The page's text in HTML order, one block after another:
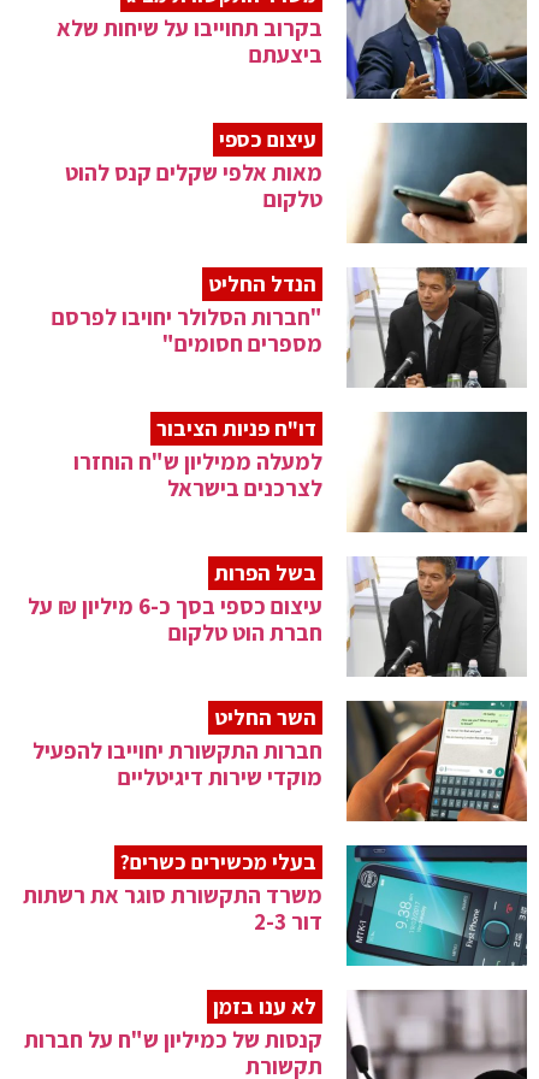
בקרוב תחוייבו על שיחות שלא
ביצעתם
עיצום כספי
מאות אלפי שקלים קנס להוט
טלקום
הנדל החליט
"חברות הסלולר יחויבו לפרסם
מספרים חסומים"
דו"ח פניות הציבור
למעלה ממיליון ש"ח הוחזרו
לצרכנים בישראל
בשל הפרות
עיצום כספי בסך כ-6 מיליון ₪ על
חברת הוט טלקום
השר החליט
חברות התקשורת יחוייבו להפעיל
מוקדי שירות דיגיטליים
בעלי מכשירים כשרים?
משרד התקשורת סוגר את רשתות
דור 2-3
לא ענו בזמן
קנסות של כמיליון ש"ח על חברות
תקשורת